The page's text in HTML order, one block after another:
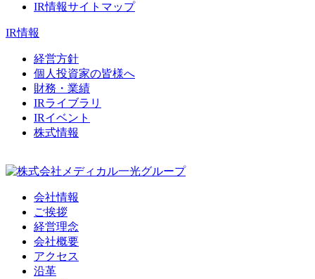
IR情報サイトマップ
IR情報
経営方針
個人投資家の皆様へ
財務・業績
IRライブラリ
IRイベント
株式情報
会社情報
ご挨拶
経営理念
会社概要
アクセス
沿革